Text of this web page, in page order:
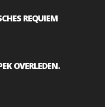
REQUIEM
OVERLEDEN.